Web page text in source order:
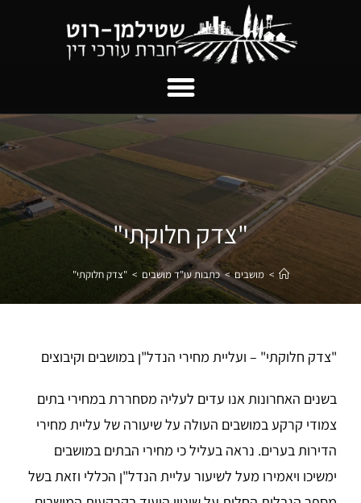
"צדק חלוקתי"
> מושבים > כתבות עו"ד מושבים > "צדק חלוקתי"
"צדק חלוקתי" – ועליית מחירי הנדל"ן במושבים וקיבוצים
בשנים האחרונות אנו עדים לעליה מסחררת במחירי בתים
צמודי קרקע במושבים העולה על שיעורה של עליית מחירי
הדירות בערים. נראה בעליל כי מחירי הבתים במושבים
ימשיכו ויאמירו מעל לשיעור עליית הנדל"ן הכללי וזאת בשל